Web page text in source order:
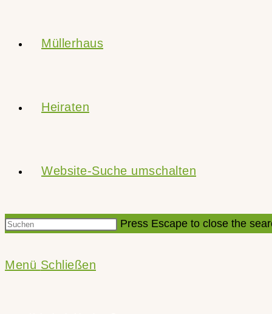
Müllerhaus
Heiraten
Website-Suche umschalten
Press Escape to close the
Menü Schließen